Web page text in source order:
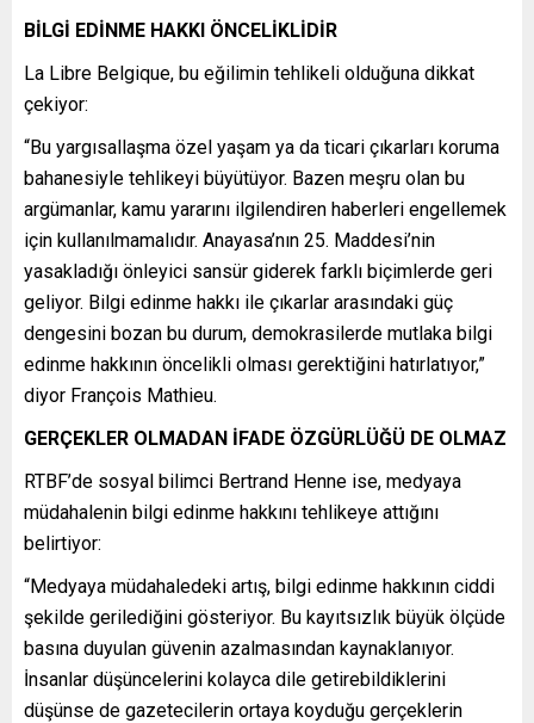
BİLGİ EDİNME HAKKI ÖNCELİKLİDİR
La Libre Belgique, bu eğilimin tehlikeli olduğuna dikkat
çekiyor:
“Bu yargısallaşma özel yaşam ya da ticari çıkarları koruma
bahanesiyle tehlikeyi büyütüyor. Bazen meşru olan bu
argümanlar, kamu yararını ilgilendiren haberleri engellemek
için kullanılmamalıdır. Anayasa’nın 25. Maddesi’nin
yasakladığı önleyici sansür giderek farklı biçimlerde geri
geliyor. Bilgi edinme hakkı ile çıkarlar arasındaki güç
dengesini bozan bu durum, demokrasilerde mutlaka bilgi
edinme hakkının öncelikli olması gerektiğini hatırlatıyor,”
diyor François Mathieu.
GERÇEKLER OLMADAN İFADE ÖZGÜRLÜĞÜ DE OLMAZ
RTBF’de sosyal bilimci Bertrand Henne ise, medyaya
müdahalenin bilgi edinme hakkını tehlikeye attığını
belirtiyor:
“Medyaya müdahaledeki artış, bilgi edinme hakkının ciddi
şekilde gerilediğini gösteriyor. Bu kayıtsızlık büyük ölçüde
basına duyulan güvenin azalmasından kaynaklanıyor.
İnsanlar düşüncelerini kolayca dile getirebildiklerini
düşünse de gazetecilerin ortaya koyduğu gerçeklerin